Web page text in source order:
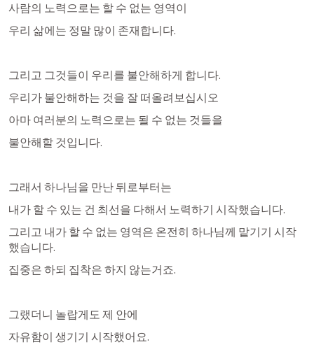
사람의 노력으로는 할 수 없는 영역이
우리 삶에는 정말 많이 존재합니다.
그리고 그것들이 우리를 불안해하게 합니다.
우리가 불안해하는 것을 잘 떠올려보십시오
아마 여러분의 노력으로는 될 수 없는 것들을
불안해할 것입니다.
그래서 하나님을 만난 뒤로부터는
내가 할 수 있는 건 최선을 다해서 노력하기 시작했습니다.
그리고 내가 할 수 없는 영역은 온전히 하나님께 맡기기 시작
했습니다.
집중은 하되 집착은 하지 않는거죠.
그랬더니 놀랍게도 제 안에
자유함이 생기기 시작했어요.